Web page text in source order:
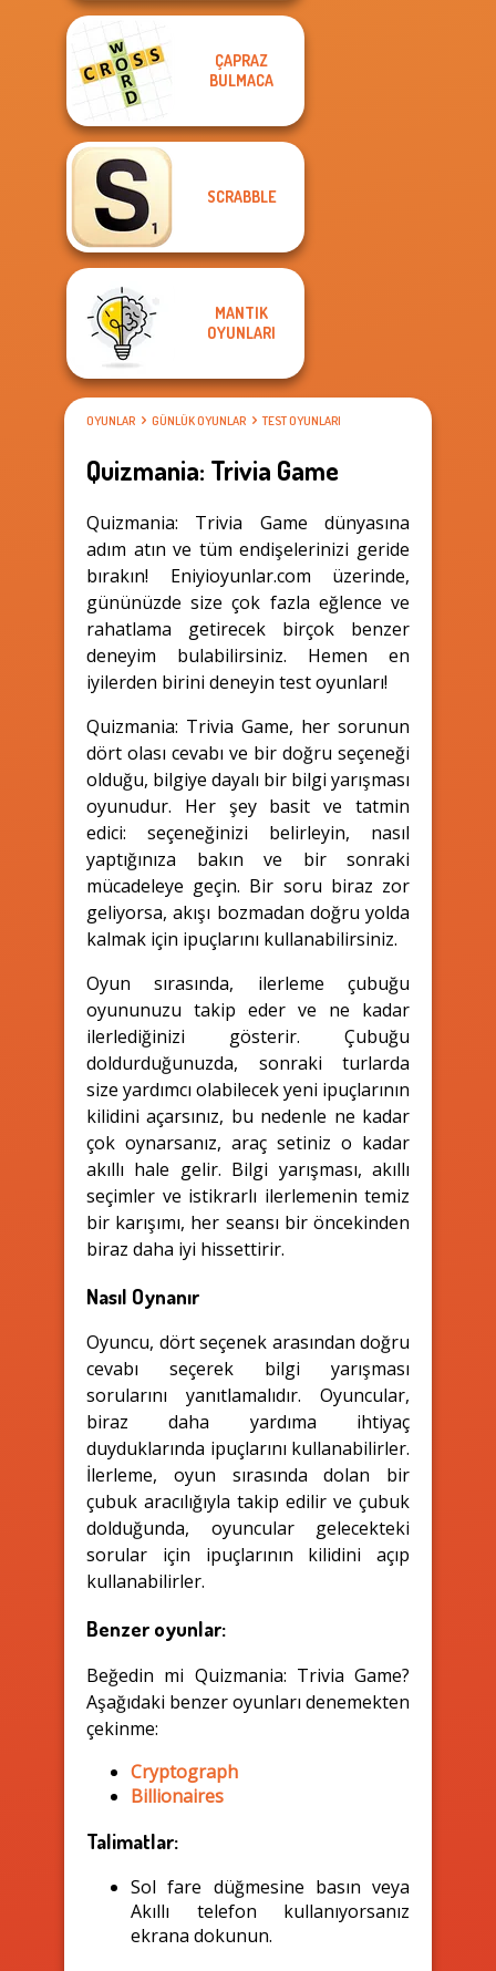
ÇAPRAZ
BULMACA
SCRABBLE
MANTIK
OYUNLARI
OYUNLAR GÜNLÜK OYUNLAR TEST OYUNLARI
Quizmania: Trivia Game
Quizmania: Trivia Game dünyasına
adım atın ve tüm endişelerinizi geride
bırakın! Eniyioyunlar.com üzerinde,
gününüzde size çok fazla eğlence ve
rahatlama getirecek birçok benzer
deneyim bulabilirsiniz. Hemen en
iyilerden birini deneyin test oyunları!
Quizmania: Trivia Game, her sorunun
dört olası cevabı ve bir doğru seçeneği
olduğu, bilgiye dayalı bir bilgi yarışması
oyunudur. Her şey basit ve tatmin
edici: seçeneğinizi belirleyin, nasıl
yaptığınıza bakın ve bir sonraki
mücadeleye geçin. Bir soru biraz zor
geliyorsa, akışı bozmadan doğru yolda
kalmak için ipuçlarını kullanabilirsiniz.
Oyun sırasında, ilerleme çubuğu
oyununuzu takip eder ve ne kadar
ilerlediğinizi gösterir. Çubuğu
doldurduğunuzda, sonraki turlarda
size yardımcı olabilecek yeni ipuçlarının
kilidini açarsınız, bu nedenle ne kadar
çok oynarsanız, araç setiniz o kadar
akıllı hale gelir. Bilgi yarışması, akıllı
seçimler ve istikrarlı ilerlemenin temiz
bir karışımı, her seansı bir öncekinden
biraz daha iyi hissettirir.
Nasıl Oynanır
Oyuncu, dört seçenek arasından doğru
cevabı seçerek bilgi yarışması
sorularını yanıtlamalıdır. Oyuncular,
biraz daha yardıma ihtiyaç
duyduklarında ipuçlarını kullanabilirler.
İlerleme, oyun sırasında dolan bir
çubuk aracılığıyla takip edilir ve çubuk
dolduğunda, oyuncular gelecekteki
sorular için ipuçlarının kilidini açıp
kullanabilirler.
Benzer oyunlar:
Beğedin mi Quizmania: Trivia Game?
Aşağıdaki benzer oyunları denemekten
çekinme:
Cryptograph
Billionaires
Talimatlar:
Sol fare düğmesine basın veya
Akıllı telefon kullanıyorsanız
ekrana dokunun.